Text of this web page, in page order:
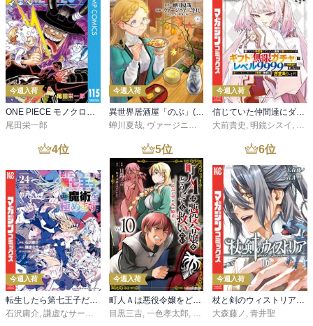
今週入荷
尾田栄一郎
今週入荷
蝉川夏哉 ヴァージニア二等兵 ,転
今週入荷
大前貴史 明鏡シスイ
4位
今週入荷
転生したら第七王子だったので、気ままに魔術を極めます（２４）
石沢庸介, 謙虚なサークル メル。
5位
今週入荷
町人Ａは悪役令嬢をどうしても救いたい ～どぶと空と氷の姫君～１０【電子書店共通特典イラスト付】
目黒三吉, 一色孝太郎, Parum
6位
今週入荷
杖と剣のウィストリア（１６）
大森藤ノ , 青井聖